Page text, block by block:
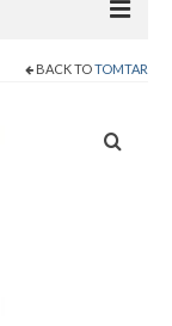
BACK TOTOMTAR